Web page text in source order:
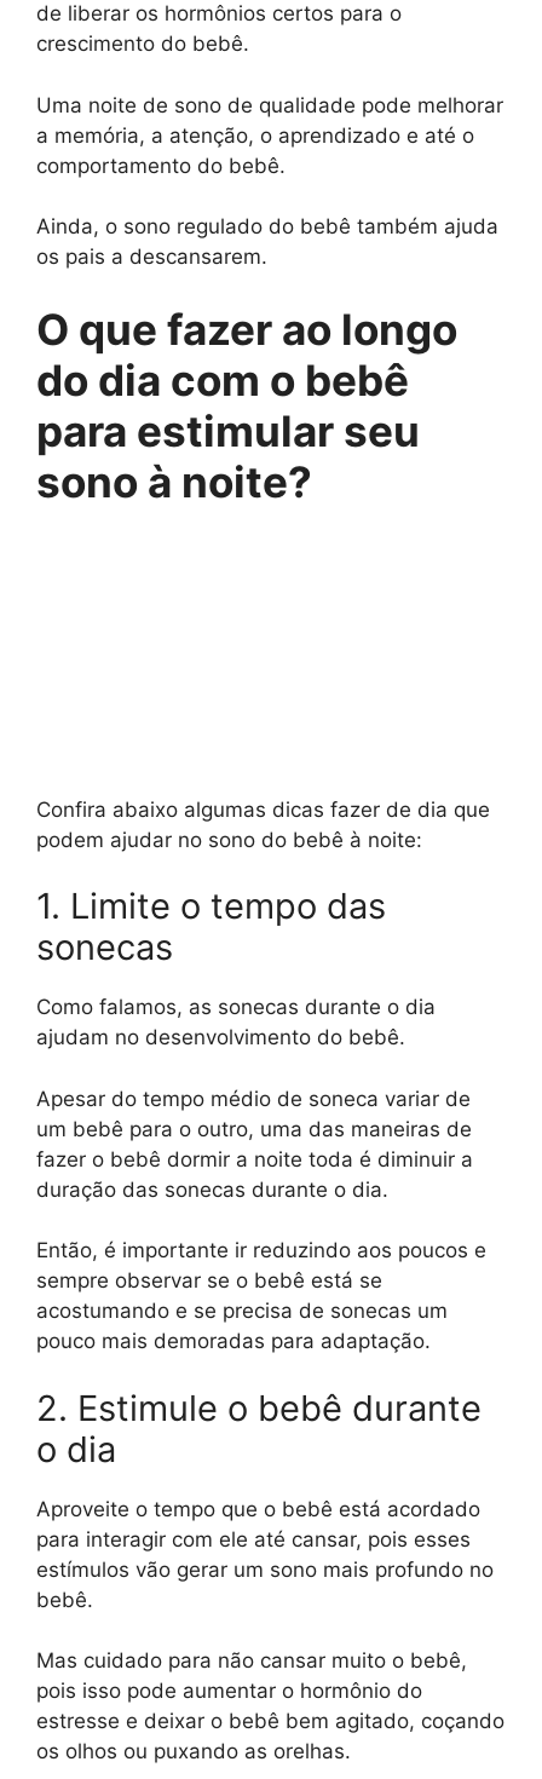
de liberar os hormônios certos para o
crescimento do bebê.
Uma noite de sono de qualidade pode melhorar
a memória, a atenção, o aprendizado e até o
comportamento do bebê.
Ainda, o sono regulado do bebê também ajuda
os pais a descansarem.
O que fazer ao longo
do dia com o bebê
para estimular seu
sono à noite?
Confira abaixo algumas dicas fazer de dia que
podem ajudar no sono do bebê à noite:
1. Limite o tempo das
sonecas
Como falamos, as sonecas durante o dia
ajudam no desenvolvimento do bebê.
Apesar do tempo médio de soneca variar de
um bebê para o outro, uma das maneiras de
fazer o bebê dormir a noite toda é diminuir a
duração das sonecas durante o dia.
Então, é importante ir reduzindo aos poucos e
sempre observar se o bebê está se
acostumando e se precisa de sonecas um
pouco mais demoradas para adaptação.
2. Estimule o bebê durante
o dia
Aproveite o tempo que o bebê está acordado
para interagir com ele até cansar, pois esses
estímulos vão gerar um sono mais profundo no
bebê.
Mas cuidado para não cansar muito o bebê,
pois isso pode aumentar o hormônio do
estresse e deixar o bebê bem agitado, coçando
os olhos ou puxando as orelhas.